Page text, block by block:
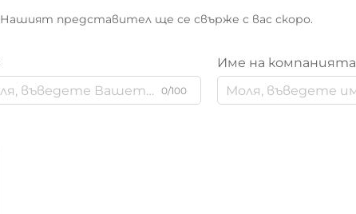
Нашият представител ще се свърже с вас скоро.
0/100
Име на компанията